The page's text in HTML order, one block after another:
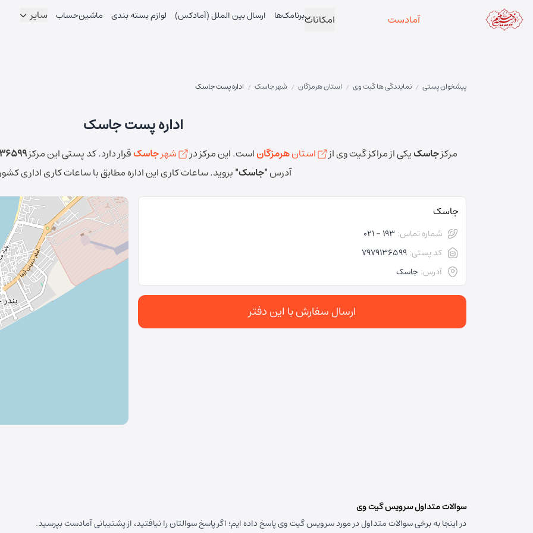
آمادست امکاناتبرنامک‌ها ارسال بین الملل (آمادکس) لوازم بسته بندی ماشین‌حساب سایر
پیشخوان پستی / نمایندگی ها گیت وی / استان هرمزگان / شهر جاسک / اداره پست جاسک
اداره پست جاسک
مرکزجاسکیکی از مراکز گیت وی از استانهرمزگاناست.این مرکز در شهرجاسکقرار دارد.کد پستی این مرکز
آدرس"جاسک"بروید.ساعات کاری این اداره مطابق با ساعات کاری اداری
جاسک
شماره تماس: 193 - 021
کد پستی: 7979136599
آدرس: جاسک
ارسال سفارش با این دفتر
سوالات متداول سرویس گیت وی
در اینجا به برخی سوالات متداول در مورد سرویس گیت وی پاسخ داده ایم؛ اگر پاسخ سوالتان را نیافتید، از پشتیبانی آمادست بپرسید.